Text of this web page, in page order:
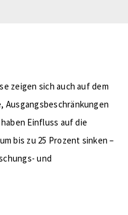
zeigen sich auch auf dem
Ausgangsbeschränkungen
Einfluss auf die
bis zu 25 Prozent sinken –
und